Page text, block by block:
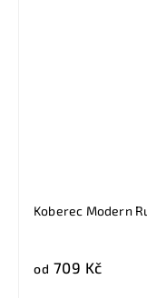
Koberec Modern
od 709 Kč